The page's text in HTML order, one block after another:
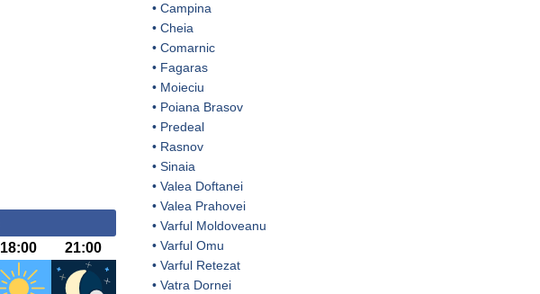
18:00 21:00
• Campina
• Cheia
• Comarnic
• Fagaras
• Moieciu
• Poiana Brasov
• Predeal
• Rasnov
• Sinaia
• Valea Doftanei
• Valea Prahovei
• Varful Moldoveanu
• Varful Omu
• Varful Retezat
• Vatra Dornei